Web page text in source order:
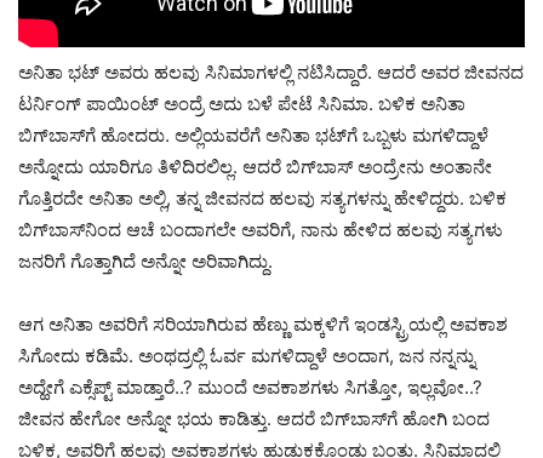
ಅನಿತಾ ಭಟ್ ಅವರು ಹಲವು ಸಿನಿಮಾಗಳಲ್ಲಿ ನಟಿಸಿದ್ದಾರೆ. ಆದರೆ ಅವರ ಜೀವನದ
ಟರ್ನಿಂಗ್ ಪಾಯಿಂಟ್ ಅಂದ್ರೆ ಅದು ಬಳೆ ಪೇಟೆ ಸಿನಿಮಾ. ಬಳಿಕ ಅನಿತಾ
ಬಿಗ್‌ಬಾಸ್‌ಗೆ ಹೋದರು. ಅಲ್ಲಿಯವರೆಗೆ ಅನಿತಾ ಭಟ್‌ಗೆ ಒಬ್ಬಳು ಮಗಳಿದ್ದಾಳೆ
ಅನ್ನೋದು ಯಾರಿಗೂ ತಿಳಿದಿರಲಿಲ್ಲ. ಆದರೆ ಬಿಗ್‌ಬಾಸ್ ಅಂದ್ರೇನು ಅಂತಾನೇ
ಗೊತ್ತಿರದೇ ಅನಿತಾ ಅಲ್ಲಿ, ತನ್ನ ಜೀವನದ ಹಲವು ಸತ್ಯಗಳನ್ನು ಹೇಳಿದ್ದರು. ಬಳಿಕ
ಬಿಗ್‌ಬಾಸ್‌ನಿಂದ ಆಚೆ ಬಂದಾಗಲೇ ಅವರಿಗೆ, ನಾನು ಹೇಳಿದ ಹಲವು ಸತ್ಯಗಳು
ಜನರಿಗೆ ಗೊತ್ತಾಗಿದೆ ಅನ್ನೋ ಅರಿವಾಗಿದ್ದು.
ಆಗ ಅನಿತಾ ಅವರಿಗೆ ಸರಿಯಾಗಿರುವ ಹೆಣ್ಣು ಮಕ್ಕಳಿಗೆ ಇಂಡಸ್ಟ್ರಿಯಲ್ಲಿ ಅವಕಾಶ
ಸಿಗೋದು ಕಡಿಮೆ. ಅಂಥದ್ರಲ್ಲಿ ಓರ್ವ ಮಗಳಿದ್ದಾಳೆ ಅಂದಾಗ, ಜನ ನನ್ನನ್ನು
ಅದ್ಹೇಗೆ ಎಕ್ಸೆಪ್ಟ್ ಮಾಡ್ತಾರೆ..? ಮುಂದೆ ಅವಕಾಶಗಳು ಸಿಗತ್ತೋ, ಇಲ್ಲವೋ..?
ಜೀವನ ಹೇಗೋ ಅನ್ನೋ ಭಯ ಕಾಡಿತ್ತು. ಆದರೆ ಬಿಗ್‌ಬಾಸ್‌ಗೆ ಹೋಗಿ ಬಂದ
ಬಳಿಕ, ಅವರಿಗೆ ಹಲವು ಅವಕಾಶಗಳು ಹುಡುಕಕೊಂಡು ಬಂತು. ಸಿನಿಮಾದಲ್ಲಿ